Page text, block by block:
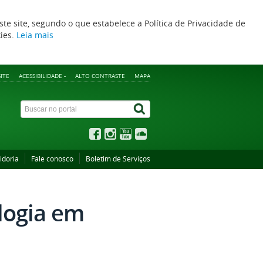
site, segundo o que estabelece a Política de Privacidade de
Leia mais
ACESSIBILIDADE - ALTO CONTRASTE MAPA
Fale conosco Boletim de Serviços
em